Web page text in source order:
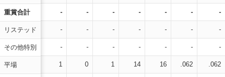
重賞合計
リステッド
その他特別
平場
- - - - - - -
- - - - - - -
- - - - - - -
1 0 1 14 16 .062 .062